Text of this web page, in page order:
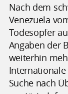
Nach dem
Venezuela
Todesopfer
Angaben der
weiterhin
Suche nach